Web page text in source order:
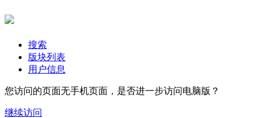
搜索
版块列表
用户信息
您访问的页面无手机页面，是否进一步访问电脑版？
继续访问